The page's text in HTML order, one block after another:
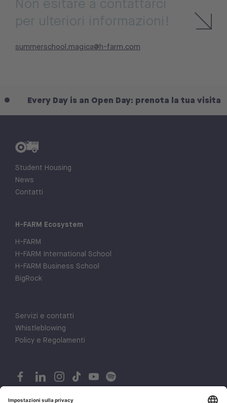
per ulteriori informazioni!
summerschool.magica@h-farm.com
is an Open Day: prenota la tua visita Every
Student Housing
News
Contatti
H-FARM Ecosystem
H-FARM
H-FARM International School
H-FARM Business School
BigRock
Servizi e contatti
Whistleblowing
Policy e Regolamenti